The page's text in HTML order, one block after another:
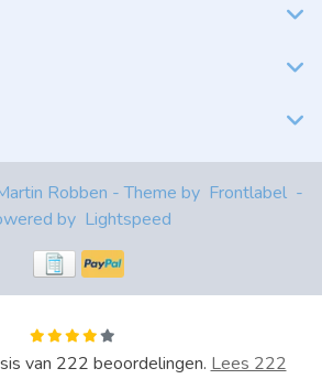
Robben - Theme by Frontlabel -
by Lightspeed
van 222 beoordelingen. Lees 222